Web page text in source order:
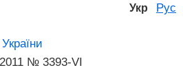
Укр Рус
№ 3393-VI